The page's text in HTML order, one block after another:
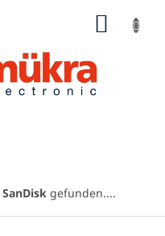
SanDisk gefunden....